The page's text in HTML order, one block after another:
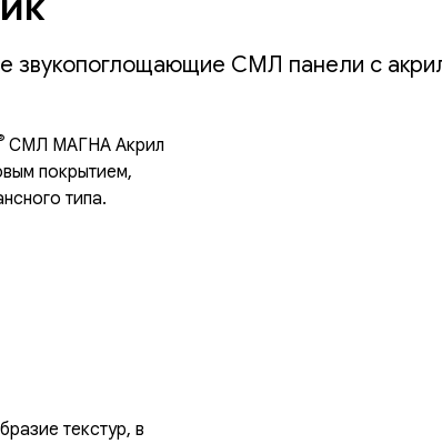
звукопоглощающие СМЛ панели с
СМЛ МАГНА Акрил
покрытием,
типа.
текстур, в